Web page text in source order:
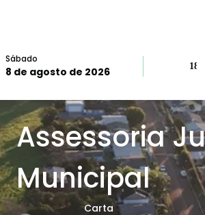
Sábado
8 de agosto de 2026 18º
Assessoria
Municipal
Carta